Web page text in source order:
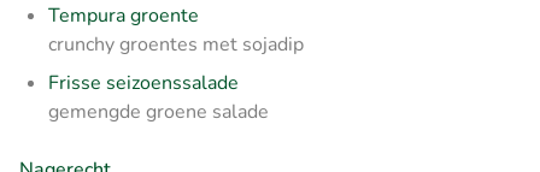
Tempura groente
crunchy groentes met sojadip
Frisse seizoenssalade
gemengde groene salade